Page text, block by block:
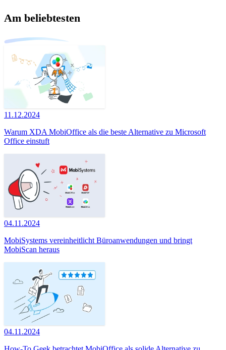
Am beliebtesten
11.12.2024
Warum XDA MobiOffice als die beste Alternative zu Microsoft
Office einstuft
04.11.2024
MobiSystems vereinheitlicht Büroanwendungen und bringt
MobiScan heraus
04.11.2024